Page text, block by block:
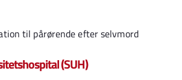
til pårørende efter selvmord
(SUH)